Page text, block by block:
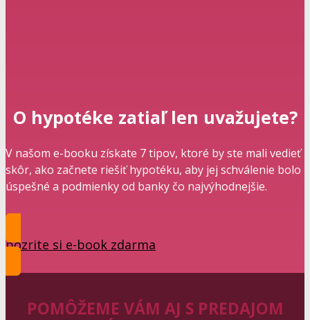
O hypotéke zatiaľ len uvažujete?
V našom e-booku získate 7 tipov, ktoré by ste mali vedieť
skôr, ako začnete riešiť hypotéku, aby jej schválenie bolo
úspešné a podmienky od banky čo najvýhodnejšie.
pozrite si e-book zdarma
POMÔŽEME VÁM AJ S PREDAJOM